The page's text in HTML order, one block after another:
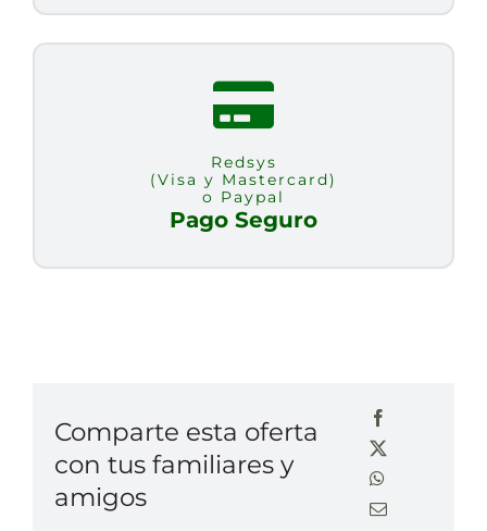
Redsys
(Visa y Mastercard)
o Paypal
Pago Seguro
Comparte esta oferta
con tus familiares y
amigos